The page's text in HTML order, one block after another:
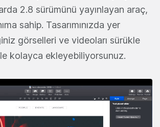
2.8 sürümünü yayınlayan araç,
sahip. Tasarımınızda yer
görselleri ve videoları sürükle
kolayca ekleyebiliyorsunuz.